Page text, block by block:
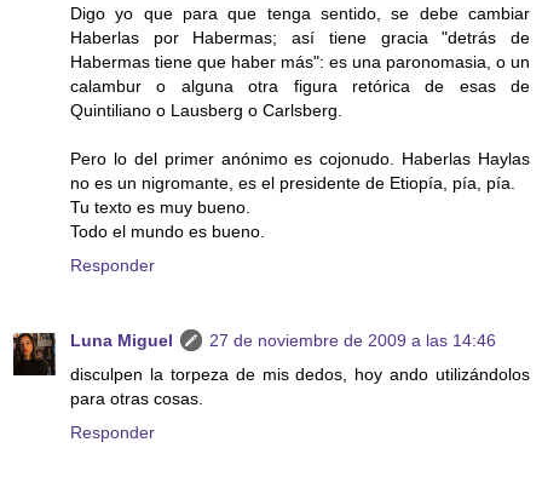
Digo yo que para que tenga sentido, se debe cambiar
Haberlas por Habermas; así tiene gracia "detrás de
Habermas tiene que haber más": es una paronomasia, o un
calambur o alguna otra figura retórica de esas de
Quintiliano o Lausberg o Carlsberg.
Pero lo del primer anónimo es cojonudo. Haberlas Haylas
no es un nigromante, es el presidente de Etiopía, pía, pía.
Tu texto es muy bueno.
Todo el mundo es bueno.
Responder
Luna Miguel
27 de noviembre de 2009 a las 14:46
disculpen la torpeza de mis dedos, hoy ando utilizándolos
para otras cosas.
Responder